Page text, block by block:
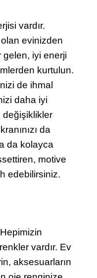
vardır.
evinizden
gelen, iyi enerji
kurtulun.
de ihmal
daha iyi
değişiklikler
da
da kolayca
motive
edebilirsiniz.
vardır. Ev
aksesuarların